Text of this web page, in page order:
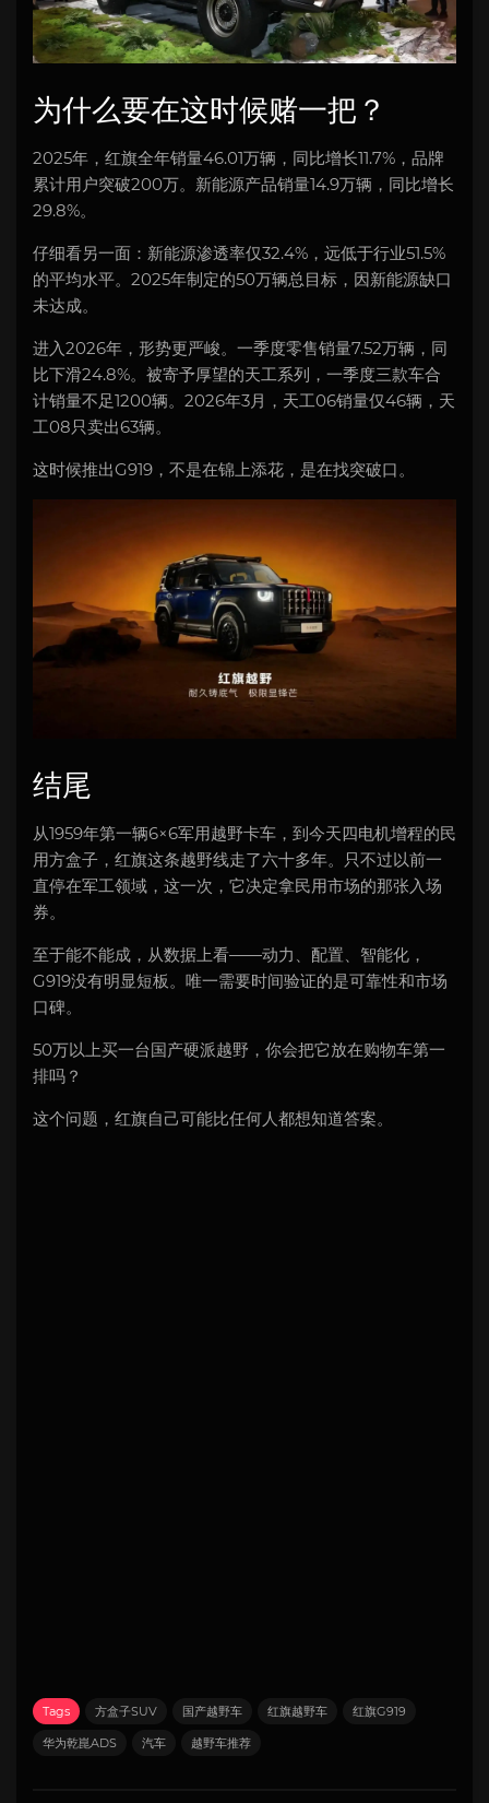
为什么要在这时候赌一把？
2025年，红旗全年销量46.01万辆，同比增长11.7%，品牌
累计用户突破200万。新能源产品销量14.9万辆，同比增长
29.8%。
仔细看另一面：新能源渗透率仅32.4%，远低于行业51.5%
的平均水平。2025年制定的50万辆总目标，因新能源缺口
未达成。
进入2026年，形势更严峻。一季度零售销量7.52万辆，同
比下滑24.8%。被寄予厚望的天工系列，一季度三款车合
计销量不足1200辆。2026年3月，天工06销量仅46辆，天
工08只卖出63辆。
这时候推出G919，不是在锦上添花，是在找突破口。
结尾
从1959年第一辆6×6军用越野卡车，到今天四电机增程的民
用方盒子，红旗这条越野线走了六十多年。只不过以前一
直停在军工领域，这一次，它决定拿民用市场的那张入场
券。
至于能不能成，从数据上看——动力、配置、智能化，
G919没有明显短板。唯一需要时间验证的是可靠性和市场
口碑。
50万以上买一台国产硬派越野，你会把它放在购物车第一
排吗？
这个问题，红旗自己可能比任何人都想知道答案。
Tags 方盒子SUV 国产越野车 红旗越野车 红旗G919
华为乾崑ADS 汽车 越野车推荐